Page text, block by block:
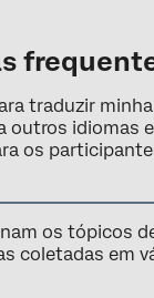
traduzir minha
outros idiomas
os
os tópicos
coletadas em